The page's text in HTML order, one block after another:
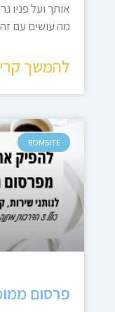
אותך ועל פניו
מה עושים עם זה
להמשך
BOMSITE
פרסום